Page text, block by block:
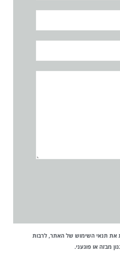
תנאי השימוש של האתר, לרבות
מבזה או פוגעני.